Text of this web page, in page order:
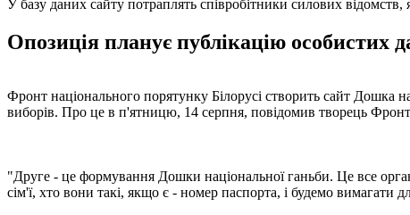
У базу даних сайту потраплять співробітники силових відомств,
Опозиція планує публікацію особистих
Фронт національного порятунку Білорусі створить сайт Дошка
виборів. Про це в п'ятницю, 14 серпня, повідомив творець
"Друге - це формування Дошки національної ганьби. Це все
сім'ї, хто вони такі, якщо є - номер паспорта, і будемо вимагати